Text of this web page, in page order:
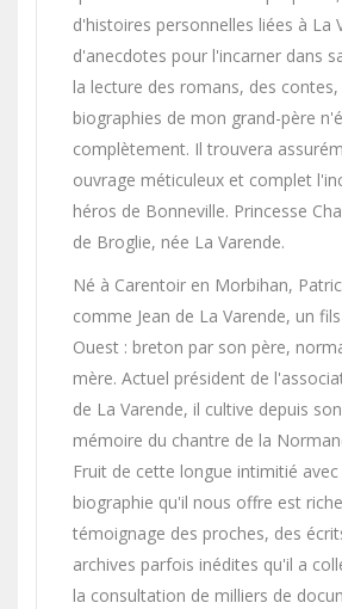
d'histoires personnelles liées à La
d'anecdotes pour l'incarner dans
la lecture des romans, des
biographies de mon grand-père
complètement. Il trouvera
ouvrage méticuleux et complet
héros de Bonneville. Princesse
de Broglie, née La Varende.
Né à Carentoir en Morbihan,
comme Jean de La Varende, un
Ouest : breton par son père,
mère. Actuel président de
de La Varende, il cultive depuis
mémoire du chantre de la
Fruit de cette longue intimitié avec
biographie qu'il nous offre est
témoignage des proches, des
archives parfois inédites qu'il a
la consultation de milliers de